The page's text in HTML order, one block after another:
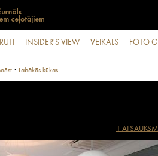
INSIDER'S VIEW VEIKALS FOTO
· Labākās kūkas
1